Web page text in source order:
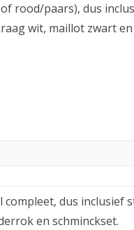
rood/paars), dus
wit, maillot zwart
dus inclusief
en schminckset.